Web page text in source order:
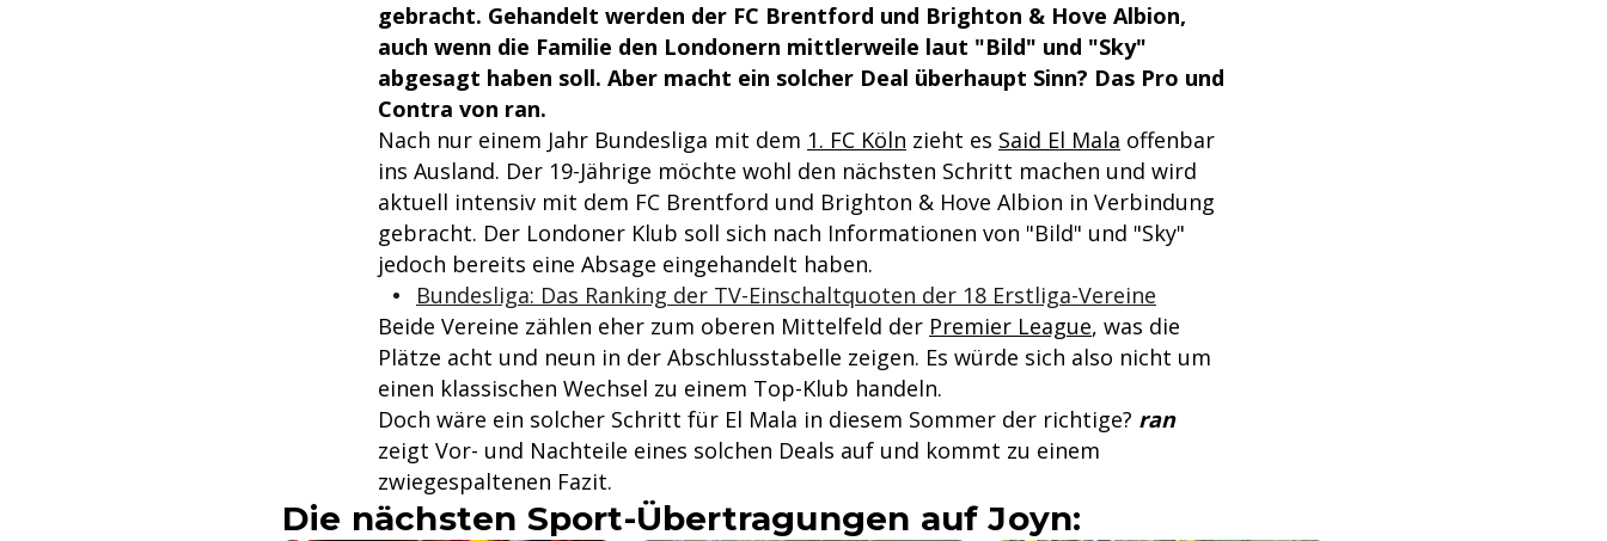
gebracht. Gehandelt werden der FC Brentford und Brighton & Hove Albion,
auch wenn die Familie den Londonern mittlerweile laut "Bild" und "Sky"
abgesagt haben soll. Aber macht ein solcher Deal überhaupt Sinn? Das Pro und
Contra von ran.
Nach nur einem Jahr Bundesliga mit dem 1. FC Köln zieht es Said El Mala offenbar
ins Ausland. Der 19-Jährige möchte wohl den nächsten Schritt machen und wird
aktuell intensiv mit dem FC Brentford und Brighton & Hove Albion in Verbindung
gebracht. Der Londoner Klub soll sich nach Informationen von "Bild" und "Sky"
jedoch bereits eine Absage eingehandelt haben.
Bundesliga: Das Ranking der TV-Einschaltquoten der 18 Erstliga-Vereine
Beide Vereine zählen eher zum oberen Mittelfeld der Premier League, was die
Plätze acht und neun in der Abschlusstabelle zeigen. Es würde sich also nicht um
einen klassischen Wechsel zu einem Top-Klub handeln.
Doch wäre ein solcher Schritt für El Mala in diesem Sommer der richtige? ran
zeigt Vor- und Nachteile eines solchen Deals auf und kommt zu einem
zwiegespaltenen Fazit.
Die nächsten Sport-Übertragungen auf Joyn: